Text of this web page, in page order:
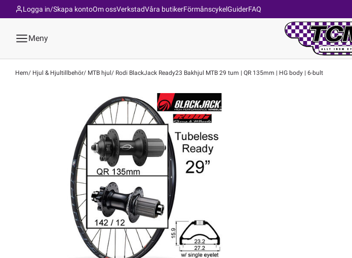
Om ossVerkstadVåra butikerFörmånscykelGuiderFAQ
Logga in/Skapa konto
Meny
Hem Hjul & Hjultillbehör MTB hjul Rodi BlackJack Ready23 Bakhjul MTB 29 tum | QR 135mm | HG body | 6-bult